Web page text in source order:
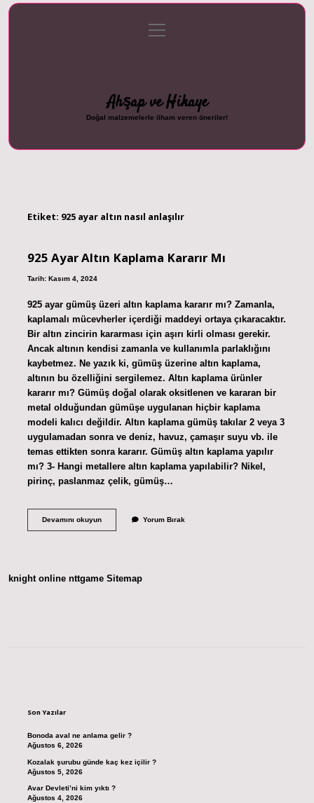
Gizlilik Politikası
menüyü
aç
Ahşap ve Hikaye
Doğal malzemelerle ilham veren öneriler!
Etiket: 925 ayar altın nasıl anlaşılır
925 Ayar Altın Kaplama Kararır Mı
Tarih: Kasım 4, 2024
925 ayar gümüş üzeri altın kaplama kararır mı? Zamanla,
kaplamalı mücevherler içerdiği maddeyi ortaya çıkaracaktır.
Bir altın zincirin kararması için aşırı kirli olması gerekir.
Ancak altının kendisi zamanla ve kullanımla parlaklığını
kaybetmez. Ne yazık ki, gümüş üzerine altın kaplama,
altının bu özelliğini sergilemez. Altın kaplama ürünler
kararır mı? Gümüş doğal olarak oksitlenen ve kararan bir
metal olduğundan gümüşe uygulanan hiçbir kaplama
modeli kalıcı değildir. Altın kaplama gümüş takılar 2 veya 3
uygulamadan sonra ve deniz, havuz, çamaşır suyu vb. ile
temas ettikten sonra kararır. Gümüş altın kaplama yapılır
mı? 3- Hangi metallere altın kaplama yapılabilir? Nikel,
pirinç, paslanmaz çelik, gümüş…
Devamını okuyun925
Yorum Bırak
knight online nttgame Sitemap
Son Yazılar
Bonoda aval ne anlama gelir ?
Ağustos 6, 2026
Kozalak şurubu günde kaç kez içilir ?
Ağustos 5, 2026
Avar Devleti’ni kim yıktı ?
Ağustos 4, 2026